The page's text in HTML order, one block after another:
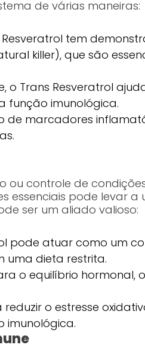
de várias maneiras:
tem
killer), que são
Trans Resveratrol
função imunológica.
marcadores
ou controle de
essenciais pode levar a
ser um aliado valioso:
pode atuar como um
uma dieta restrita.
o equilíbrio hormonal,
o estresse
imunológica.